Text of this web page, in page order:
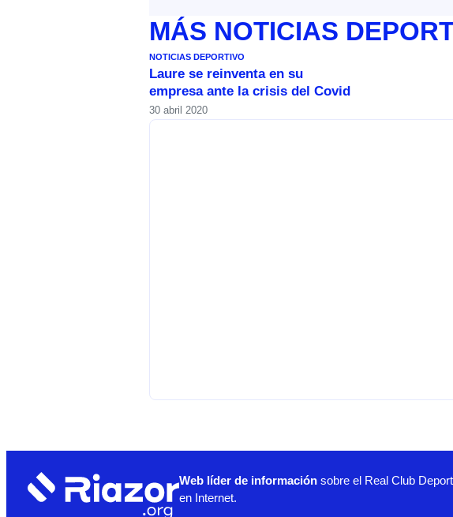
MÁS NOTICIAS
NOTICIAS DEPORTIVO
Laure se reinventa en su
empresa ante la crisis del Covid
30 abril 2020
Web líder de informaciónsobre el Real Club
en Internet.